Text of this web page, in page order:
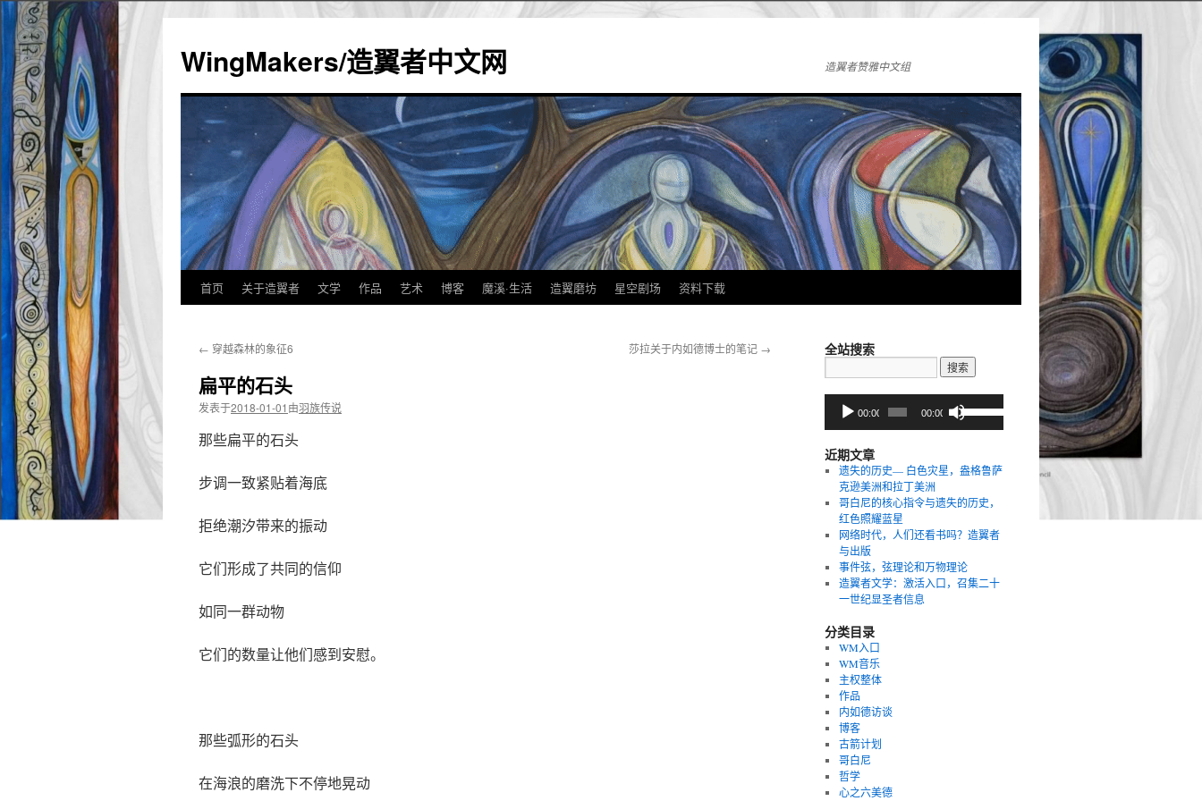
WingMakers/造翼者中文网 造翼者赞雅中文组
正
文
首页 关于造翼者 文学 作品 艺术 博客 魔溪·生活 造翼磨坊 星空剧场 资料下载
← 穿越森林的象征6 莎拉关于内如德博士的笔记 →
扁平的石头
发表于2018-01-01 由羽族传说
那些扁平的石头
步调一致紧贴着海底
拒绝潮汐带来的振动
它们形成了共同的信仰
如同一群动物
它们的数量让他们感到安慰。
那些弧形的石头
在海浪的磨洗下不停地晃动
全站搜索
播
放
器
00:00 00:00
使
用
上/
箭
键
增
或
降
近期文章
遗失的历史— 白色灾星，盎格鲁萨
克逊美洲和拉丁美洲
哥白尼的核心指令与遗失的历史，
红色照耀蓝星
网络时代，人们还看书吗？造翼者
与出版
事件弦，弦理论和万物理论
造翼者文学：激活入口，召集二十
一世纪显圣者信息
分类目录
WM入口
WM音乐
主权整体
作品
内如德访谈
博客
古箭计划
哥白尼
哲学
心之六美德